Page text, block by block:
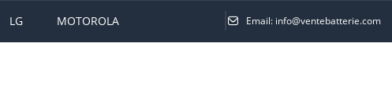
LG MOTOROLA Email: info@ventebatterie.com